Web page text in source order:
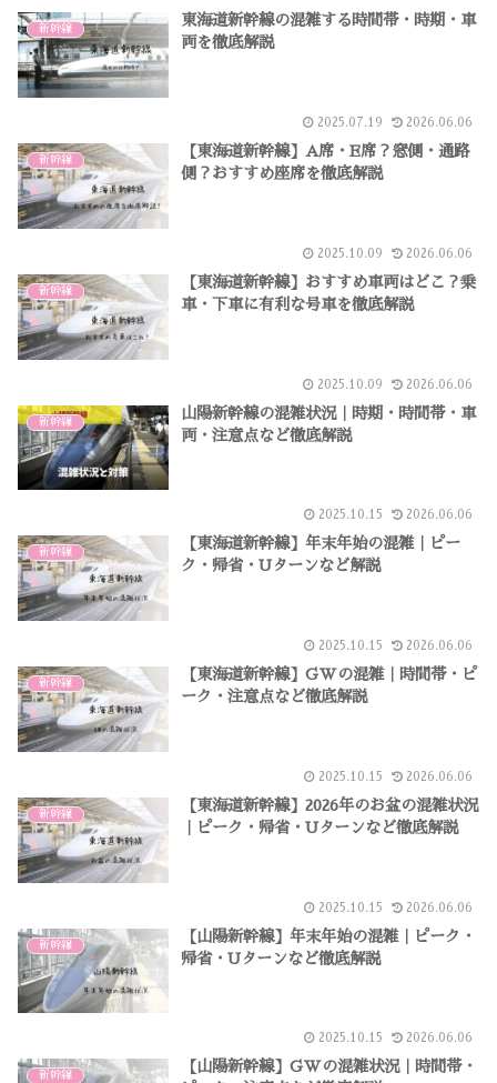
新幹線
東海道新幹線の混雑する時間帯・時期・車
両を徹底解説
2025.07.19 2026.06.06
新幹線
【東海道新幹線】A席・E席？窓側・通路
側？おすすめ座席を徹底解説
2025.10.09 2026.06.06
新幹線
【東海道新幹線】おすすめ車両はどこ？乗
車・下車に有利な号車を徹底解説
2025.10.09 2026.06.06
新幹線
山陽新幹線の混雑状況｜時期・時間帯・車
両・注意点など徹底解説
2025.10.15 2026.06.06
新幹線
【東海道新幹線】年末年始の混雑｜ピー
ク・帰省・Uターンなど解説
2025.10.15 2026.06.06
新幹線
【東海道新幹線】GWの混雑｜時間帯・ピ
ーク・注意点など徹底解説
2025.10.15 2026.06.06
新幹線
【東海道新幹線】2026年のお盆の混雑状況
｜ピーク・帰省・Uターンなど徹底解説
2025.10.15 2026.06.06
新幹線
【山陽新幹線】年末年始の混雑｜ピーク・
帰省・Uターンなど徹底解説
2025.10.15 2026.06.06
新幹線
【山陽新幹線】GWの混雑状況｜時間帯・